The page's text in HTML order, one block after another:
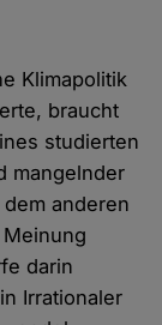
Klimapolitik
braucht
studierten
mangelnder
anderen
darin
Irrationaler